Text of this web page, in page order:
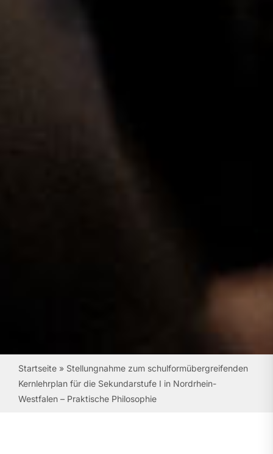
Startseite» Stellungnahme zum schulformübergreifenden
Kernlehrplan für die Sekundarstufe I in Nordrhein-
Westfalen – Praktische Philosophie